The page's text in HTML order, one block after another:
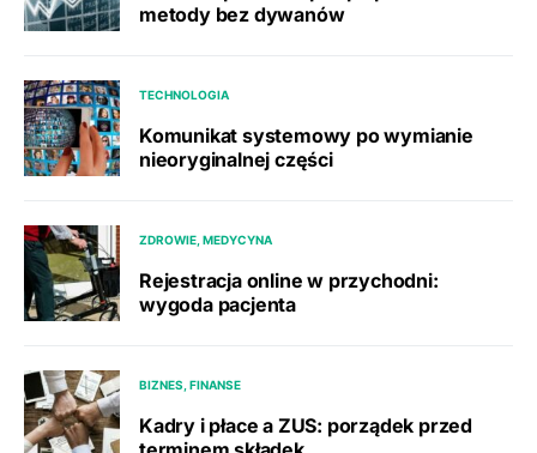
metody bez dywanów
TECHNOLOGIA
Komunikat systemowy po wymianie
nieoryginalnej części
ZDROWIE, MEDYCYNA
Rejestracja online w przychodni:
wygoda pacjenta
BIZNES, FINANSE
Kadry i płace a ZUS: porządek przed